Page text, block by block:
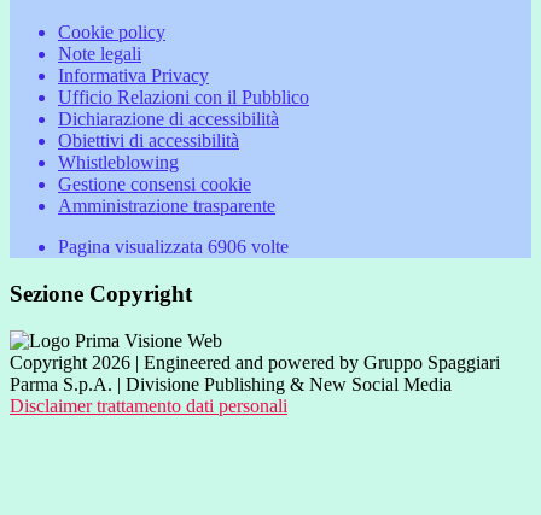
Cookie policy
Note legali
Informativa Privacy
Ufficio Relazioni con il Pubblico
Dichiarazione di accessibilità
Obiettivi di accessibilità
Whistleblowing
Gestione consensi cookie
Amministrazione trasparente
Pagina visualizzata 6906 volte
Sezione Copyright
Copyright 2026 | Engineered and powered by Gruppo Spaggiari
Parma S.p.A. | Divisione Publishing & New Social Media
Disclaimer trattamento dati personali